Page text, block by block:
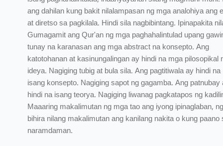
ang dahilan kung bakit nilalampasan ng mga analohiya ang
at diretso sa pagkilala. Hindi sila nagbibintang. Ipinapakita
Gumagamit ang Qur'an ng mga paghahalintulad upang
tunay na karanasan ang mga abstract na konsepto. Ang
katotohanan at kasinungalingan ay hindi na mga pilosopikal
ideya. Nagiging tubig at bula sila. Ang pagtitiwala ay hindi na
isang konsepto. Nagiging sapot ng gagamba. Ang
hindi na isang teorya. Nagiging liwanag pagkatapos ng
Maaaring makalimutan ng mga tao ang iyong ipinaglaban,
bihira nilang makalimutan ang kanilang nakita o kung paano
naramdaman.